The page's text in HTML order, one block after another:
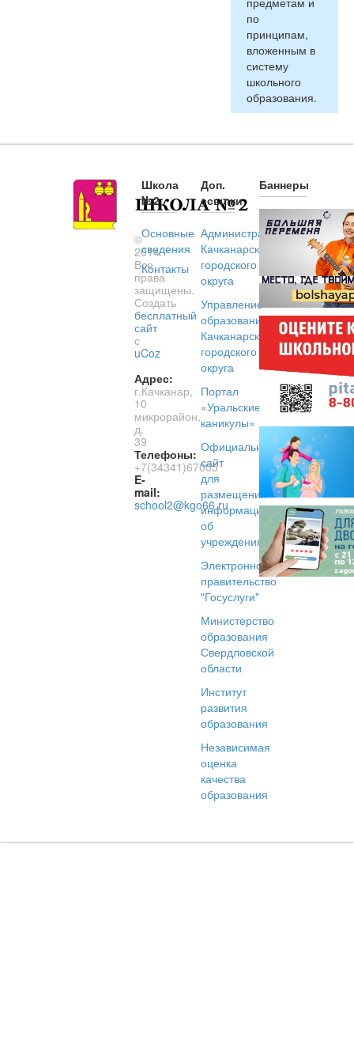
по
принципам,
вложенным в
систему
школьного
образования.
©
2014.
Все
права
защищены.
Создать
бесплатный
сайт
с
uCoz
Адрес:
г.Качканар,
10
микрорайон,
д.
39
Телефоны:
+7(34341)67005
E-
mail:
school2@kgo66.ru
Школа
№2
Основные
сведения
Контакты
Доп.
ссылки
Администрация
Качканарского
городского
округа
Управление
образованием
Качканарского
городского
округа
Портал
«Уральские
каникулы»
Официальный
сайт
для
размещения
информации
об
учреждениях
Электронное
правительство
"Госуслуги"
Министерство
образования
Свердловской
области
Институт
развития
образования
Независимая
оценка
качества
образования
Баннеры